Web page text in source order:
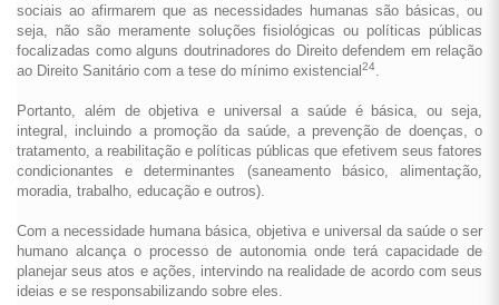
sociais ao afirmarem que as necessidades humanas são básicas, ou
seja, não são meramente soluções fisiológicas ou políticas públicas
focalizadas como alguns doutrinadores do Direito defendem em relação
ao Direito Sanitário com a tese do mínimo existencial24
Portanto, além de objetiva e universal a saúde é básica, ou seja,
integral, incluindo a promoção da saúde, a prevenção de doenças, o
tratamento, a reabilitação e políticas públicas que efetivem seus fatores
condicionantes e determinantes (saneamento básico, alimentação,
moradia, trabalho, educação e outros).
Com a necessidade humana básica, objetiva e universal da saúde o ser
humano alcança o processo de autonomia onde terá capacidade de
planejar seus atos e ações, intervindo na realidade de acordo com seus
ideias e se responsabilizando sobre eles.